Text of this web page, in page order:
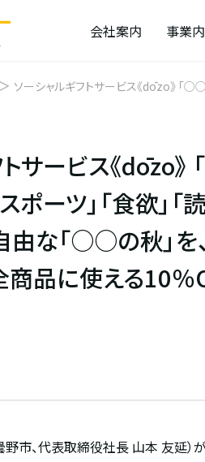
会社案内 事業
ソーシャルギフトサービス《dōzo》 「
サービス《dōzo
スポーツ」「食欲」
な「○○の秋」を
品に使える10％
市、代表取締役社長 山本 友延）が